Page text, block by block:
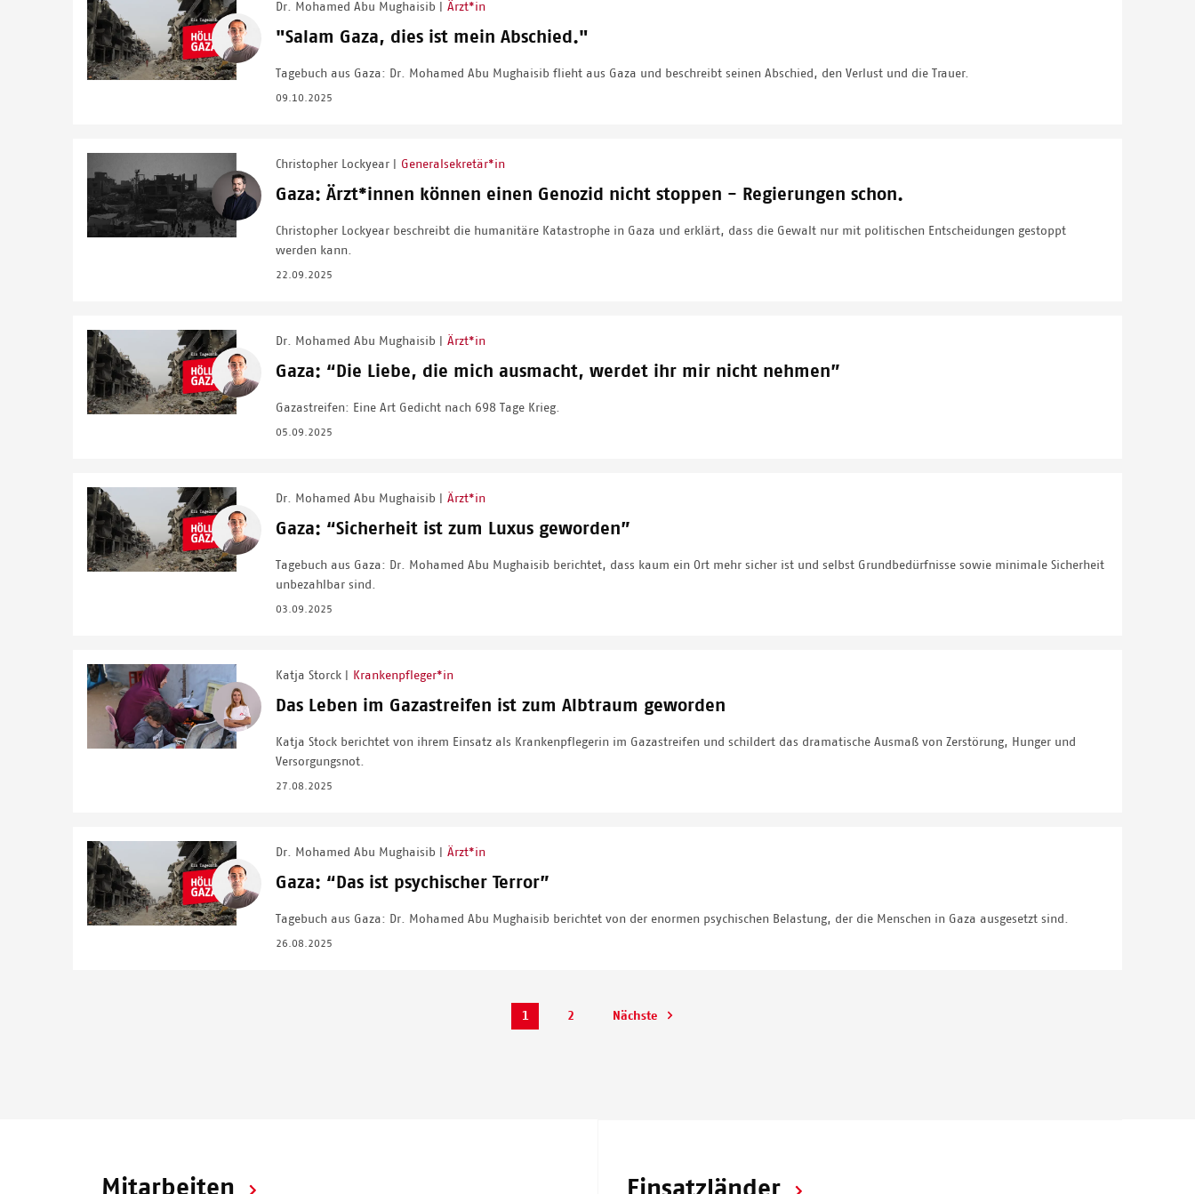
Image
Dr. Mohamed Abu Mughaisib Ärzt*in
"Salam Gaza, dies ist mein Abschied."
Tagebuch aus Gaza: Dr. Mohamed Abu Mughaisib flieht aus Gaza und beschreibt seinen Abschied, den Verlust und die Trauer.
09.10.2025
Image
Christopher Lockyear Generalsekretär*in
Gaza: Ärzt*innen können einen Genozid nicht stoppen - Regierungen schon.
Christopher Lockyear beschreibt die humanitäre Katastrophe in Gaza und erklärt, dass die Gewalt nur mit politischen Entscheidungen gestoppt
werden kann.
22.09.2025
Image
Dr. Mohamed Abu Mughaisib Ärzt*in
Gaza: “Die Liebe, die mich ausmacht, werdet ihr mir nicht nehmen”
Gazastreifen: Eine Art Gedicht nach 698 Tage Krieg.
05.09.2025
Image
Dr. Mohamed Abu Mughaisib Ärzt*in
Gaza: “Sicherheit ist zum Luxus geworden”
Tagebuch aus Gaza: Dr. Mohamed Abu Mughaisib berichtet, dass kaum ein Ort mehr sicher ist und selbst Grundbedürfnisse sowie minimale Sicherheit
unbezahlbar sind.
03.09.2025
Image
Katja Storck Krankenpfleger*in
Das Leben im Gazastreifen ist zum Albtraum geworden
Katja Stock berichtet von ihrem Einsatz als Krankenpflegerin im Gazastreifen und schildert das dramatische Ausmaß von Zerstörung, Hunger und
Versorgungsnot.
27.08.2025
Image
Dr. Mohamed Abu Mughaisib Ärzt*in
Gaza: “Das ist psychischer Terror”
Tagebuch aus Gaza: Dr. Mohamed Abu Mughaisib berichtet von der enormen psychischen Belastung, der die Menschen in Gaza ausgesetzt sind.
26.08.2025
Aktuelle
1 Page
2
Nächste
Nächste
Mitarbeiten